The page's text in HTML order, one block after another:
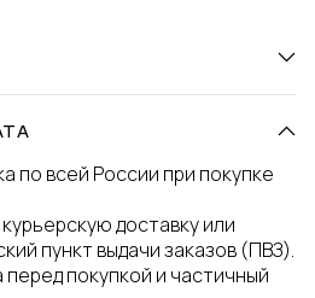
по всей России при покупке
доставку или
пункт выдачи заказов (ПВЗ).
покупкой и частичный